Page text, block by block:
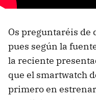
Os preguntaréis de
pues según la
la reciente
que el smartwatch
primero en